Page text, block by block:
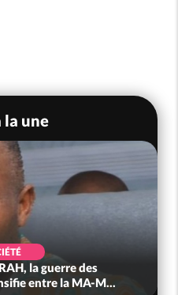
la une
la guerre des
entre la MA-M...